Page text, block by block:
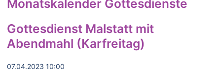
Monatskalender Gottesdienste
Gottesdienst Malstatt mit
Abendmahl (Karfreitag)
07.04.2023 10:00